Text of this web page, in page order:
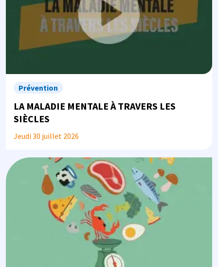
Prévention
LA MALADIE MENTALE À TRAVERS LES
SIÈCLES
Jeudi 30 juillet 2026
Image